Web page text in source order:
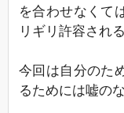
を合わせなくて
リギリ許容され
今回は自分のた
るためには嘘の